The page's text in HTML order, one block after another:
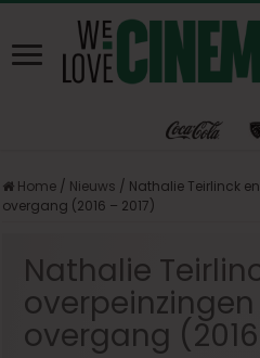
Home / Nieuws / Nathalie Teirlinck
overgang (2016 – 2017)
Nathalie
overgang (2016